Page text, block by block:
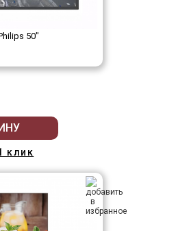
50"
клик